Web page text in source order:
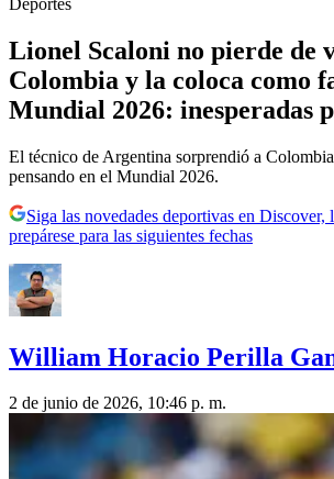
Lionel Scaloni no pierde de
Colombia y la coloca como
Mundial 2026: inesperadas
El técnico de Argentina sorprendió a
pensando en el Mundial 2026.
Siga las novedades deportivas en Discover,
prepárese para las siguientes fechas
William Horacio Perilla
2 de junio de 2026, 10:46 p. m.